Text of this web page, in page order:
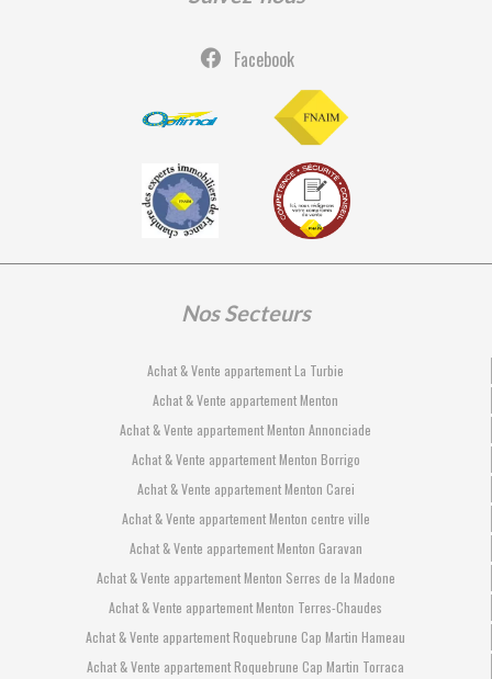
Facebook
Nos Secteurs
Achat & Vente appartement La Turbie
Achat & Vente appartement Menton
Achat & Vente appartement Menton Annonciade
Achat & Vente appartement Menton Borrigo
Achat & Vente appartement Menton Carei
Achat & Vente appartement Menton centre ville
Achat & Vente appartement Menton Garavan
Achat & Vente appartement Menton Serres de la Madone
Achat & Vente appartement Menton Terres-Chaudes
Achat & Vente appartement Roquebrune Cap Martin Hameau
Achat & Vente appartement Roquebrune Cap Martin Torraca